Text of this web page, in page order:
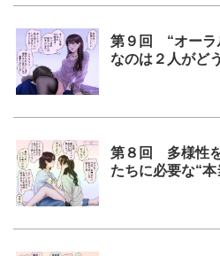
第９回 “オーラ
なのは２人がど
第８回 多様性
たちに必要な“